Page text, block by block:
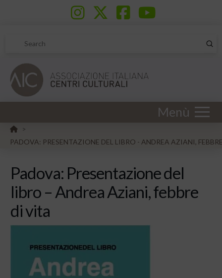
Search
Menù
HOME
>
PADOVA: PRESENTAZIONE DEL LIBRO - ANDREA AZIANI,
Padova: Presentazione del
libro – Andrea Aziani, febbre
di vita